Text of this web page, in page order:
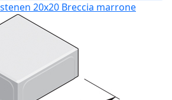
20x20 Breccia marrone